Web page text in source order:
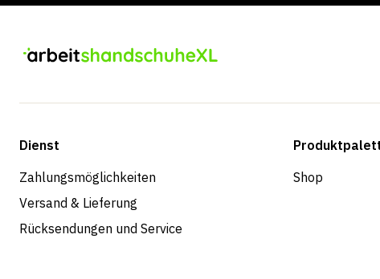
Dienst
Zahlungsmöglichkeiten
Versand & Lieferung
Rücksendungen und Service
Shop